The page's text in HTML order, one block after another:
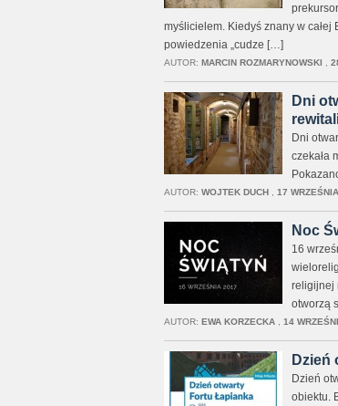
myślicielem. Kiedyś znany w
powiedzenia „cudze […]
AUTOR: MARCIN ROZMARYNOWSKI
Dni
Dni
czekała
AUTOR: WOJTEK DUCH, 17
Noc
16
religijnej
otworzą
AUTOR: EWA KORZECKA, 14
Dzień
Dzień
obiektu.